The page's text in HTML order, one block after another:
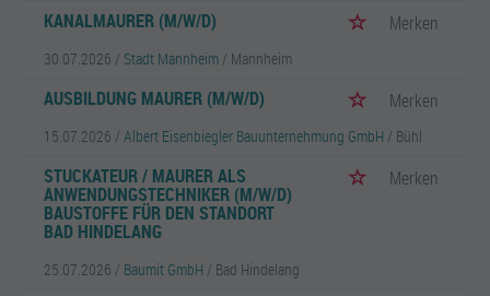
KANALMAURER (M/W/D) Merken
30.07.2026 / Stadt Mannheim / Mannheim
AUSBILDUNG MAURER (M/W/D) Merken
15.07.2026 / Albert Eisenbiegler Bauunternehmung GmbH / Bühl
STUCKATEUR / MAURER ALS
ANWENDUNGSTECHNIKER (M/W/D)
BAUSTOFFE FÜR DEN STANDORT
BAD HINDELANG
Merken
25.07.2026 / Baumit GmbH / Bad Hindelang